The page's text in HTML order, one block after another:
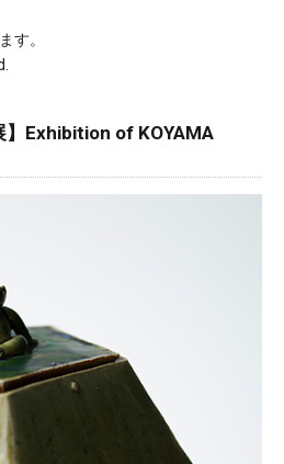
す。
Exhibition of KOYAMA